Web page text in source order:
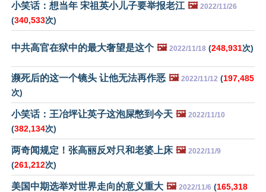
小笑话：想当年 宋祖英小儿子要举报老江 🖼️ 2022/11/26
(340,533次)
中共高官在狱中的最大奢望是这个 🖼️ 2022/11/18 (248,931次)
濒死后的这一个镜头 让他无法再作恶 🖼️ 2022/11/12 (197,485
次)
小笑话：王冶坪让英子这泡屎憋到今天 🖼️ 2022/11/10
(382,134次)
两奇闻规定！张高丽反对只和老婆上床 🖼️ 2022/11/9
(261,212次)
美国中期选举对世界走向的意义重大 🖼️ 2022/11/6 (165,318